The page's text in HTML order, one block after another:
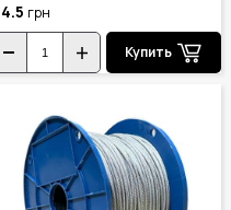
4.5 грн
Купить